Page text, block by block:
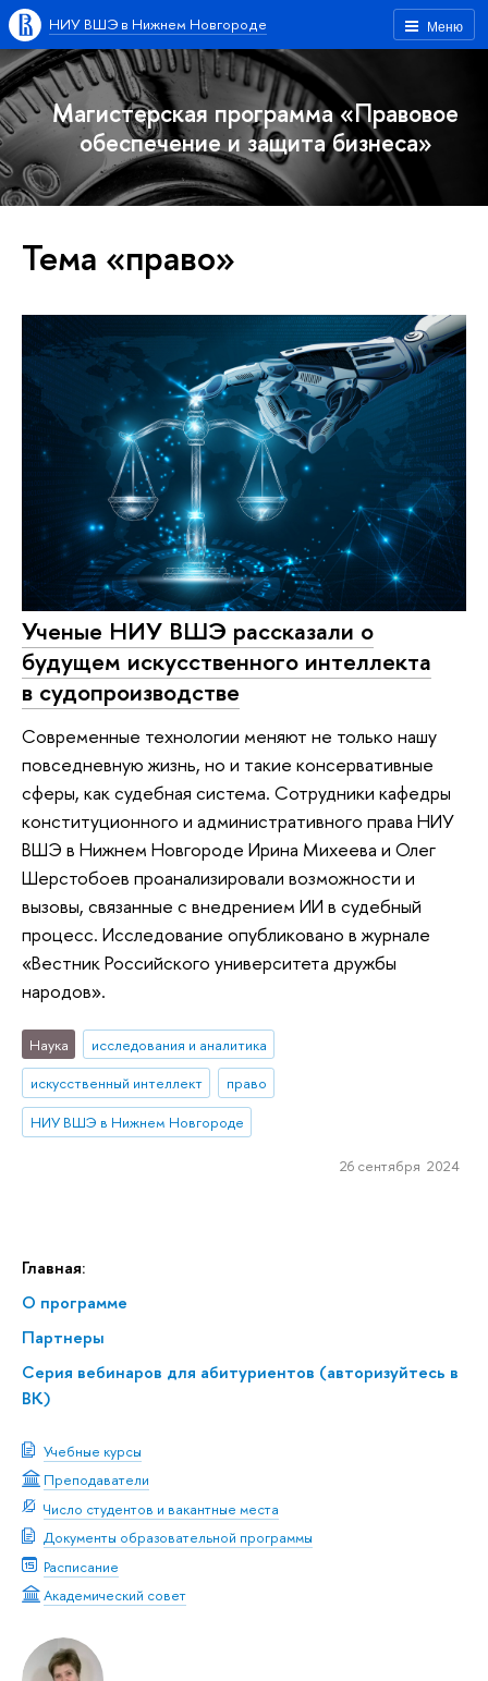
Меню
НИУ ВШЭ в Нижнем Новгороде
Магистерская программа «Правовое
обеспечение и защита бизнеса»
Главная:
О программе
Партнеры
Серия вебинаров для абитуриентов (авторизуйтесь в
ВК)
Учебные курсы
Преподаватели
Число студентов и вакантные места
Документы образовательной программы
Расписание
Академический совет
Тема «право»
Ученые НИУ ВШЭ рассказали о
будущем искусственного интеллекта
в судопроизводстве
Современные технологии меняют не только нашу
повседневную жизнь, но и такие консервативные
сферы, как судебная система. Сотрудники кафедры
конституционного и административного права НИУ
ВШЭ в Нижнем Новгороде Ирина Михеева и Олег
Шерстобоев проанализировали возможности и
вызовы, связанные с внедрением ИИ в судебный
процесс. Исследование опубликовано в журнале
«Вестник Российского университета дружбы
народов».
Наука
исследования и аналитика
искусственный интеллект
право
НИУ ВШЭ в Нижнем Новгороде
26 сентября 2024